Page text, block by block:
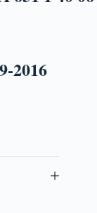
2016